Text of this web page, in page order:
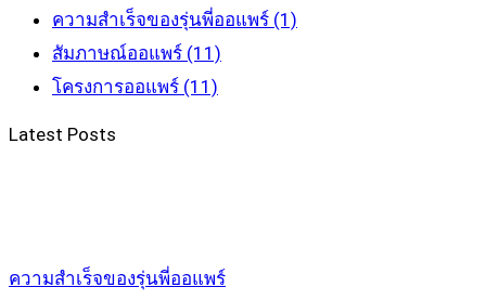
ความสำเร็จของรุ่นพี่ออแพร์ (1)
สัมภาษณ์ออแพร์ (11)
โครงการออแพร์ (11)
Latest Posts
ความสำเร็จของรุ่นพี่ออแพร์